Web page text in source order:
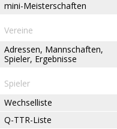
mini-Meisterschaften
Vereine
Adressen, Mannschaften,
Spieler, Ergebnisse
Spieler
Wechselliste
Q-TTR-Liste